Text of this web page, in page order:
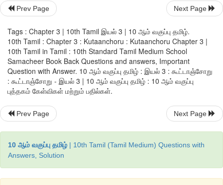
•உணவு வகைகளும் உணவு சமைக்கும் முறைகளும்
எழுதப்பழகுதல்.
•உடலை மட்டும் வளர்க்கும் உணவுகளைத் தவிர்த்தல் குறித்தும்
வளர்க்கும் உணவுகளைக் குறித்தும் செய்திகளை அறிந்து
•சிற்றூர் மக்களின் வாழ்வியல் முறைகளை வட்டார
புரிந்து படித்தல்.
•மொழிப் பயன்பாட்டில் தொகாநிலைத் தொடர்களின்
Prev Page Next Page
Tags : Chapter 3 | 10th Tamil இயல் 3 | 10 ஆம் வகுப்பு தமிழ்.
10th Tamil : Chapter 3 : Kutaanchoru : Kutaanchoru Chapter 3 |
10th Tamil in Tamil : 10th Standard Tamil Medium School
Samacheer Book Back Questions and answers, Important
Question with Answer. 10 ஆம் வகுப்பு தமிழ் : இயல் 3 : கூட்டாஞ்சோறு
: கூட்டாஞ்சோறு - இயல் 3 | 10 ஆம் வகுப்பு தமிழ் : 10 ஆம் வகுப்பு
புத்தகம் கேள்விகள் மற்றும் பதில்கள்.
Prev Page Next Page
10 ஆம் வகுப்பு தமிழ் | 10th Tamil (Tamil Medium) Questions with
Answers, Solution